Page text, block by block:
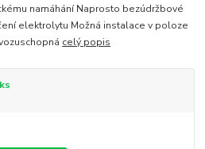
namáhání Naprosto bezúdržbové
elektrolytu Možná instalace v poloze
celý popis